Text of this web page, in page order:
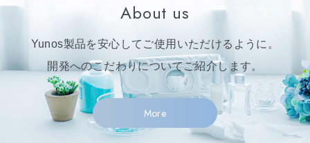
About us
Yunos製品を安心してご使用いただけるように。
開発へのこだわりについてご紹介します。
More